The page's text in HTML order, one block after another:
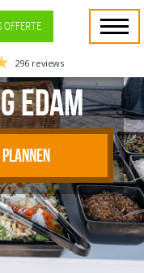
OFFERTE
296 reviews
Edam